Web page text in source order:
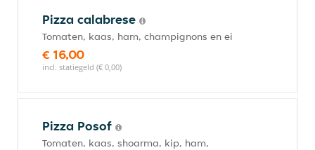
Pizza calabrese
Tomaten, kaas, ham, champignons en ei
€ 16,00
incl. statiegeld (€ 0,00)
Pizza Posof
Tomaten, kaas, shoarma, kip, ham,